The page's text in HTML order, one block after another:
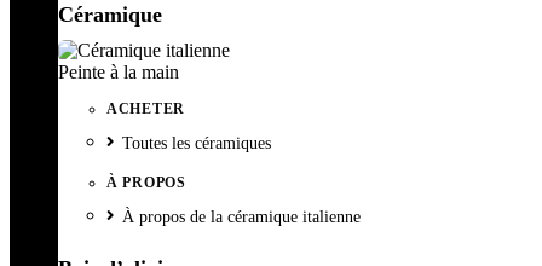
Céramique
Peinte à la main
ACHETER
Toutes les céramiques
À PROPOS
À propos de la céramique italienne